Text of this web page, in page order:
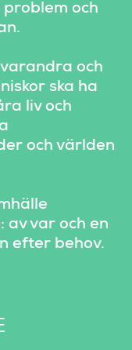
och
och
ska ha
liv och
och världen
var och en
efter behov.